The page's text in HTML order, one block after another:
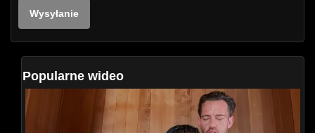
Popularne wideo